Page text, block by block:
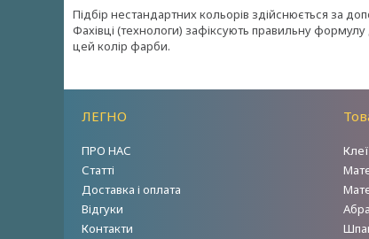
Підбір нестандартних кольорів здійснюється за
Фахівці (технологи) зафіксують правильну
цей колір фарби.
ЛЕГНО
ПРО НАС
Статті
Доставка і оплата
Відгуки
Контакти
Клеї